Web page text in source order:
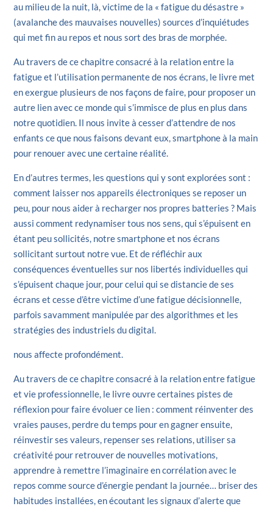
au milieu de la nuit, là, victime de la « fatigue du désastre »
(avalanche des mauvaises nouvelles) sources d’inquiétudes
qui met fin au repos et nous sort des bras de morphée.
Au travers de ce chapitre consacré à la relation entre la
fatigue et l’utilisation permanente de nos écrans, le livre met
en exergue plusieurs de nos façons de faire, pour proposer un
autre lien avec ce monde qui s’immisce de plus en plus dans
notre quotidien. Il nous invite à cesser d’attendre de nos
enfants ce que nous faisons devant eux, smartphone à la main
pour renouer avec une certaine réalité.
En d’autres termes, les questions qui y sont explorées sont :
comment laisser nos appareils électroniques se reposer un
peu, pour nous aider à recharger nos propres batteries ? Mais
aussi comment redynamiser tous nos sens, qui s’épuisent en
étant peu sollicités, notre smartphone et nos écrans
sollicitant surtout notre vue. Et de réfléchir aux
conséquences éventuelles sur nos libertés individuelles qui
s’épuisent chaque jour, pour celui qui se distancie de ses
écrans et cesse d’être victime d’une fatigue décisionnelle,
parfois savamment manipulée par des algorithmes et les
stratégies des industriels du digital.
nous affecte profondément.
Au travers de ce chapitre consacré à la relation entre fatigue
et vie professionnelle, le livre ouvre certaines pistes de
réflexion pour faire évoluer ce lien : comment réinventer des
vraies pauses, perdre du temps pour en gagner ensuite,
réinvestir ses valeurs, repenser ses relations, utiliser sa
créativité pour retrouver de nouvelles motivations,
apprendre à remettre l’imaginaire en corrélation avec le
repos comme source d’énergie pendant la journée… briser des
habitudes installées, en écoutant les signaux d’alerte que